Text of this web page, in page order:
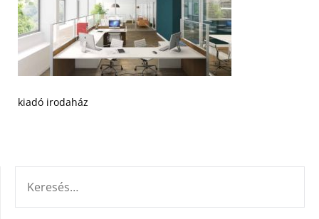
kiadó irodaház